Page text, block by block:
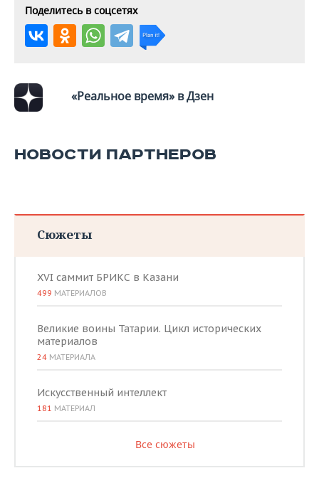
Поделитесь в соцсетях
«Реальное время» в Дзен
НОВОСТИ ПАРТНЕРОВ
Сюжеты
XVI саммит БРИКС в Казани
499 МАТЕРИАЛОВ
Великие воины Татарии. Цикл исторических
материалов
24 МАТЕРИАЛА
Искусственный интеллект
181 МАТЕРИАЛ
Все сюжеты